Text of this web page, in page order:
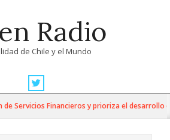
Radio
de Chile y el Mundo
Servicios Financieros y prioriza el desarrollo de